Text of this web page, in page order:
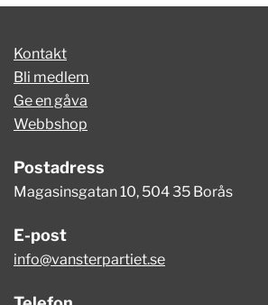
Kontakt
Bli medlem
Ge en gåva
Webbshop
Postadress
Magasinsgatan 10, 504 35 Borås
E-post
info@vansterpartiet.se